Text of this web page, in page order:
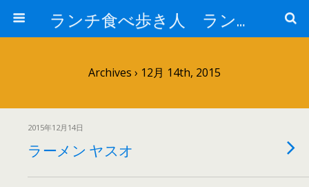
ランチ食べ歩き人 ランチパスポートで美味しいランチ 安い 贅沢 おいしい
Archives › 12月 14th, 2015
2015年12月14日
ラーメン ヤスオ